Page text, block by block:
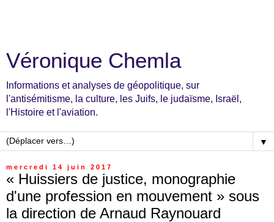
Véronique Chemla
Informations et analyses de géopolitique, sur
l'antisémitisme, la culture, les Juifs, le judaïsme, Israël,
l'Histoire et l'aviation.
▼
mercredi 14 juin 2017
« Huissiers de justice, monographie
d'une profession en mouvement » sous
la direction de Arnaud Raynouard